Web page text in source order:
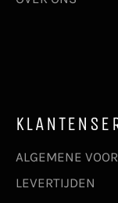
ALGEMENE
LEVERTIJDEN